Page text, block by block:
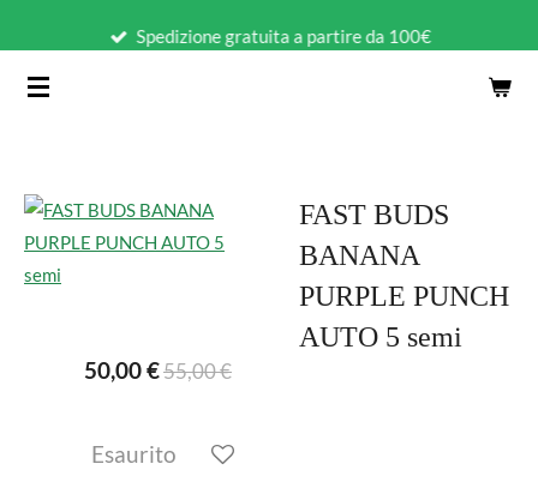
contenuto
Spedizione gratuita a partire da 100€
FAST BUDS
BANANA
PURPLE PUNCH
AUTO 5 semi
50,00 €55,00 €
Esaurito